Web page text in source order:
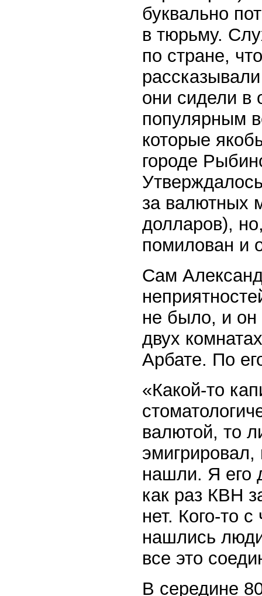
буквально
в тюрьму.
по стране,
они сидели в
популярным
которые
городе
за валютных
долларов),
помилован и
Сам
не было, и он
двух
Арбате. По
«Какой-то
валютой, то
эмигрировал,
нашли. Я его
как раз КВН
нет. Кого-то
нашлись
все это
В середине